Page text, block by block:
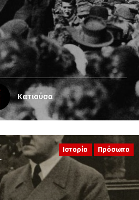
Κατιούσα
Ιστορία Πρόσωπα